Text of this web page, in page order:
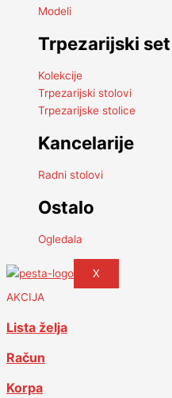
Modeli
Trpezarijski set
Kolekcije
Trpezarijski stolovi
Trpezarijske stolice
Kancelarije
Radni stolovi
Ostalo
Ogledala
X
AKCIJA
Lista želja
Račun
Korpa